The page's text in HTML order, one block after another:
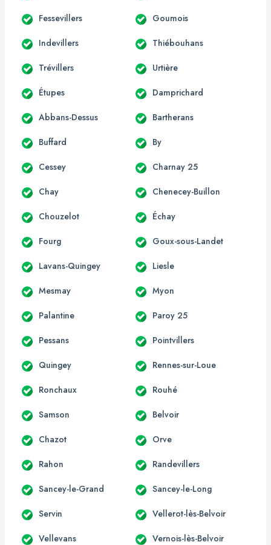
Fessevillers Goumois
Indevillers Thiébouhans
Trévillers Urtière
Étupes Damprichard
Abbans-Dessus Bartherans
Buffard By
Cessey Charnay 25
Chay Chenecey-Buillon
Chouzelot Échay
Fourg Goux-sous-Landet
Lavans-Quingey Liesle
Mesmay Myon
Palantine Paroy 25
Pessans Pointvillers
Quingey Rennes-sur-Loue
Ronchaux Rouhé
Samson Belvoir
Chazot Orve
Rahon Randevillers
Sancey-le-Grand Sancey-le-Long
Servin Vellerot-lès-Belvoir
Vellevans Vernois-lès-Belvoir